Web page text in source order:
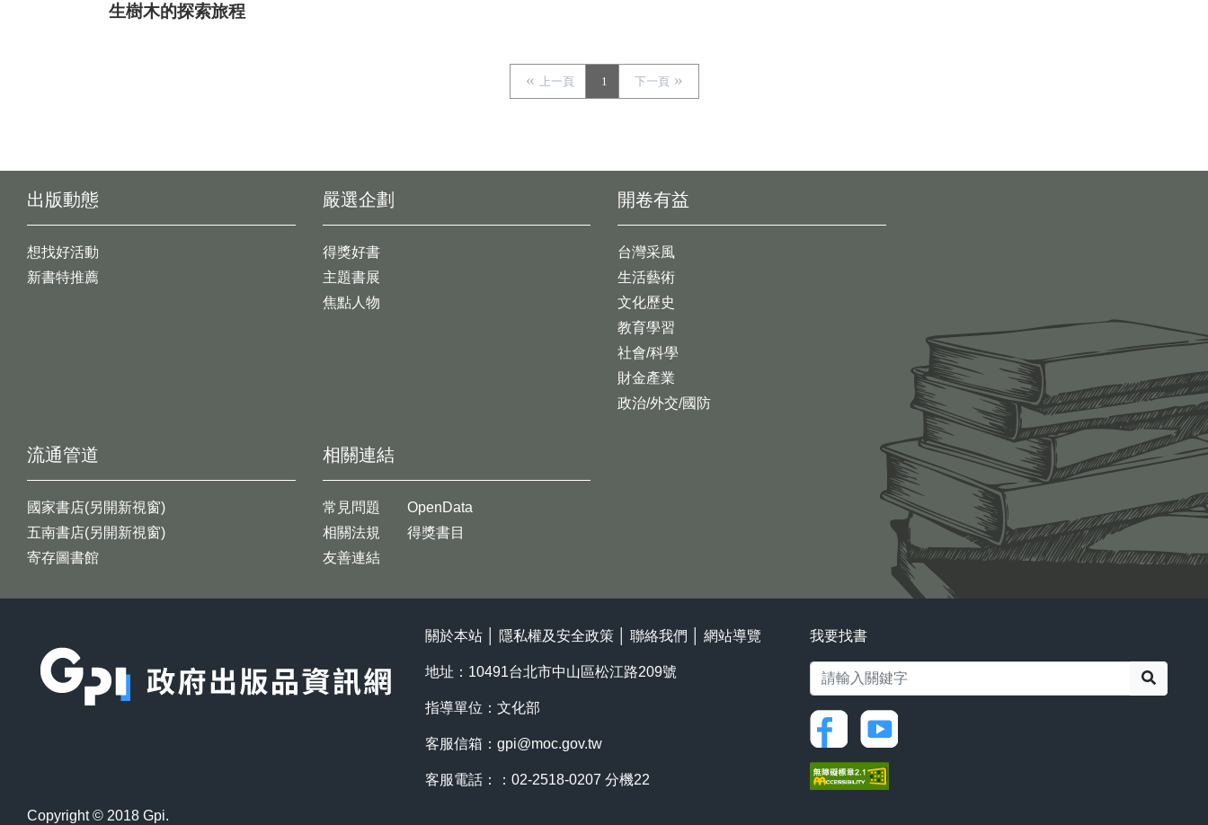
生樹木的探索旅程
上一頁 1 下一頁
出版動態
想找好活動
新書特推薦
開卷有益
台灣采風
生活藝術
文化歷史
教育學習
社會/科學
財金產業
政治/外交/國防
嚴選企劃
得獎好書
主題書展
焦點人物
流通管道
國家書店(另開新視窗)
五南書店(另開新視窗)
寄存圖書館
相關連結
常見問題
相關法規
友善連結
OpenData
得獎書目
關於本站 隱私權及安全政策 聯絡我們 網站導覽
地址：10491台北市中山區松江路209號
指導單位：文化部
客服信箱： gpi@moc.gov.tw
客服電話：：02-2518-0207 分機22
我要找書
Copyright © 2018 Gpi.